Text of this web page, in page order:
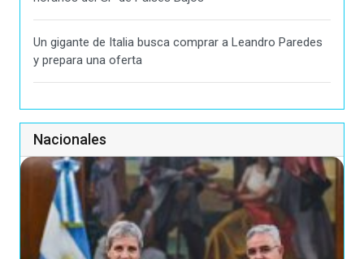
Un gigante de Italia busca comprar a Leandro Paredes
y prepara una oferta
Nacionales